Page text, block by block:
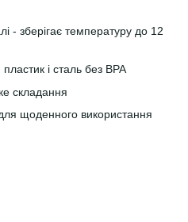
- зберігає температуру до 12
і сталь без BPA
складання
щоденного використання